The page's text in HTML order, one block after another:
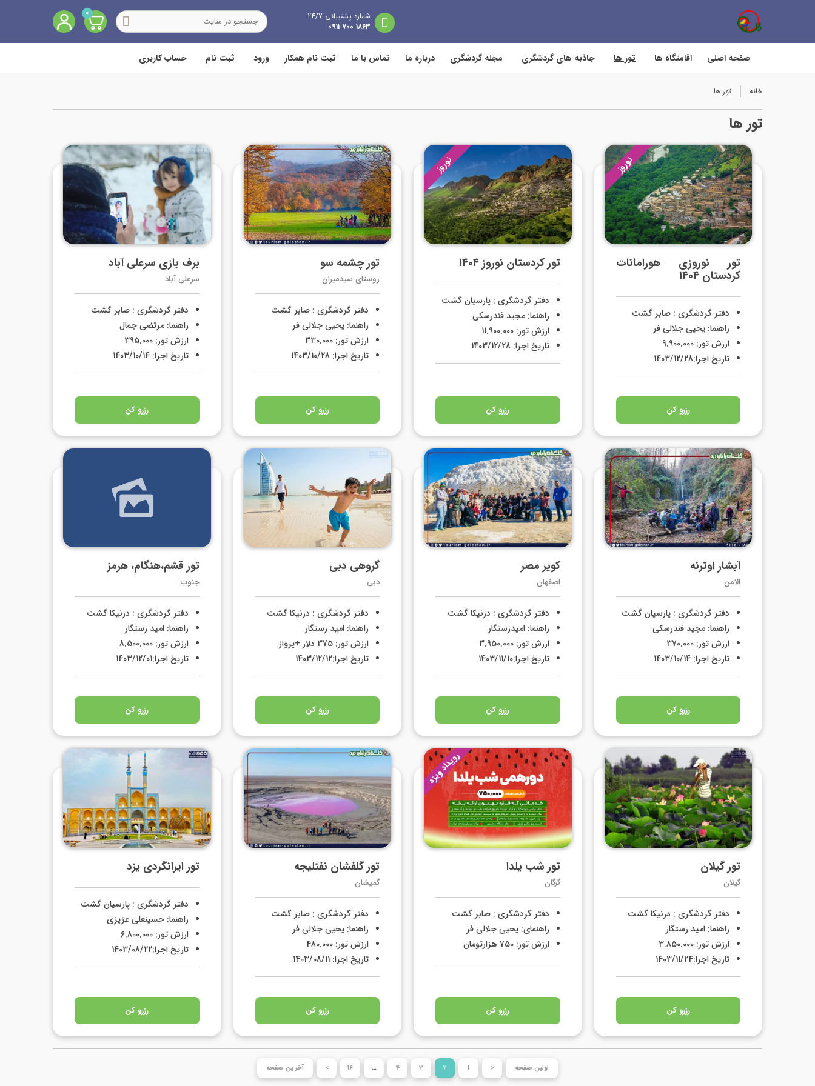
شماره پشتیبانی 24/7
1863 700 0911
0
صفحه اصلی اقامتگاه ها تور ها جاذبه های گردشگری مجله گردشگری درباره ما تماس با ما ثبت نام همکار ورود ثبت نام حساب کاربری
خانه تور ها
تور ها
نوروز
تور نوروزی هورامانات
کردستان ۱۴۰۴
دفتر گردشگری : صابر گشت
راهنما: یحیی جلالی فر
ارزش تور: 9.900.000
تاریخ اجرا:1403/12/28
رزرو کن
نوروز
تور کردستان نوروز ۱۴۰۴
دفتر گردشگری : پارسیان گشت
راهنما: مجید فندرسکی
ارزش تور: 11.900.000
تاریخ اجرا: 1403/12/28
رزرو کن
تور چشمه سو
روستای سیدمیران
دفتر گردشگری : صابر گشت
راهنما: یحیی جلالی فر
ارزش تور: 330.000
تاریخ اجرا: 1403/10/28
رزرو کن
برف بازی سرعلی آباد
سرعلی آباد
دفتر گردشگری : صابر گشت
راهنما: مرتضی جمال
ارزش تور: 395.000
تاریخ اجرا: 1403/10/14
رزرو کن
آبشار اوترنه
الامن
دفتر گردشگری : پارسیان گشت
راهنما: مجید فندرسکی
ارزش تور: 370.000
تاریخ اجرا: 1403/10/14
رزرو کن
کویر مصر
اصفهان
دفتر گردشگری : درنیکا گشت
راهنما: امیدرستگار
ارزش تور: 3.950.000
تاریخ اجرا:1403/11/10
رزرو کن
گروهی دبی
دبی
دفتر گردشگری : درنیکا گشت
راهنما: امید رستگار
ارزش تور: 375 دلار +پرواز
تاریخ اجرا:1403/12/12
رزرو کن
تور قشم،هنگام، هرمز
جنوب
دفتر گردشگری : درنیکا گشت
راهنما: امید رستگار
ارزش تور: 8.500.000
تاریخ اجرا:1403/12/01
رزرو کن
تور گیلان
گیلان
دفتر گردشگری : درنیکا گشت
راهنما: امید رستگار
ارزش تور: 3.850.000
تاریخ اجرا:1403/11/24
رزرو کن
رویداد ویژه
تور شب یلدا
گرگان
دفتر گردشگری : صابر گشت
راهنمای: یحیی جلالی فر
ارزش تور: 750 هزارتومان
رزرو کن
تور گلفشان نفتلیجه
گمیشان
دفتر گردشگری : صابر گشت
راهنما: یحیی جلالی فر
ارزش تور: 480.000
تاریخ اجرا: 1403/08/11
رزرو کن
تور ایرانگردی یزد
دفتر گردشگری : پارسیان گشت
راهنما: حسینعلی عزیزی
ارزش تور: 6.800.000
تاریخ اجرا:1403/08/22
رزرو کن
اولین صفحه <
1
2
3
4
…
16
> آخرین صفحه